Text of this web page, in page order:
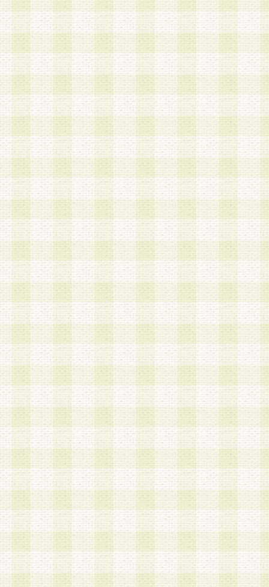
a.既に登録されている会員と同一のメールアドレ
録する場合
b.本サービスと同様のサービスを提供している企
業に従事していると思われる本人またはその家族
場合
c.その他当社が不適切と判断する場合
2.当社は、会員登録希望者を会員として承認する
した 場合、会員登録希望者による会員登録手続
による承認後の場合であっても、会員登録の取り
の抹消を、当社が適切と判 断する方法・手段に
とができるものとします。
3.会員登録希望者が18歳未満、成年被後見人、被
人 である場合は、親権者などの法定代理人の同
録を行うものとします。なお、義務教育学齢に該
者については、登録時に 当社が別途定める方法
権者による承認手続きを行うものとします。
第3条 会員の登録方法
1.会員登録手続きは、会員登録希望者本人が行う
る登録は一切認められないものとします。
2.会員登録希望者は、本規約に同意の後、当社指
画 面」において、当社が指定する必要事項を入
を行うものとします。当社は、会員登録を承認し
会員として本サービスを 受けるためのログイン
を付与します。
3.会員は、会員登録の際に申告する登録情報の全
いかなる虚偽の申告をも行ってはならないものと
4.会員は、複数のログインＩＤおよびパスワード
いものとします。
第4条 ログインIDおよびパスワードの管理
1.会員は、会員登録後、本サイト内にて本サービ
加する際には、前条に基づき当社から付与された
スワードを使用するものとします。
2.登録の際に当社が付与したログインIDおよびパ